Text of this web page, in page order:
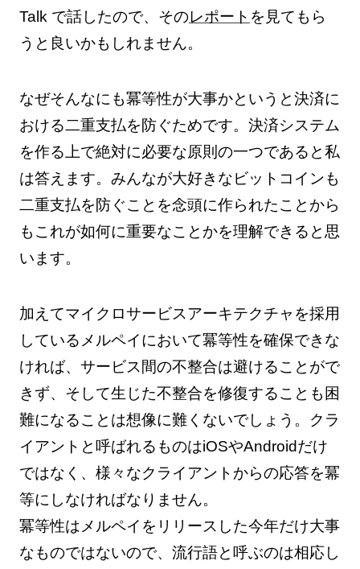
Talk で話したので、そのレポート を見てもら
うと良いかもしれません。
なぜそんなにも冪等性が大事かというと決済に
おける二重支払を防ぐためです。決済システム
を作る上で絶対に必要な原則の一つであると私
は答えます。みんなが大好きなビットコインも
二重支払を防ぐことを念頭に作られたことから
もこれが如何に重要なことかを理解できると思
います。
加えてマイクロサービスアーキテクチャを採用
しているメルペイにおいて冪等性を確保できな
ければ、サービス間の不整合は避けることがで
きず、そして生じた不整合を修復することも困
難になることは想像に難くないでしょう。クラ
イアントと呼ばれるものはiOSやAndroidだけ
ではなく、様々なクライアントからの応答を冪
等にしなければなりません。
冪等性はメルペイをリリースした今年だけ大事
なものではないので、流行語と呼ぶのは相応し